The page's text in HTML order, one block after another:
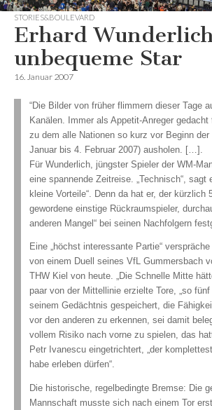
STORIES&BOULEVARD
Erhard
unbequeme Star
16. Januar 2007
“Die Bilder von früher flimmern dieser Tage
Kanälen. Immer als Appetit-Anreger gedacht
zu dem alle Nationen so kurz vor Beginn der
Januar bis 4. Februar 2007) ausholen. […].
Für Wunderlich, jüngster Spieler der WM-
eine spannende Zeitreise. „Technisch“, sagt
kleine Vorteile“. Denn da hat er, der kürzlich
gewordene einstige Rückraumspieler,
anderen Mangel“ bei seinen Nachfolgern
Eine „höchst interessante Partie“
von einem Duell seines VfL Gummersbach
THW Kiel von heute. „Die Schnelle Mitte
paar von der Mittellinie erzielte Tore, „so fünf
seinem Gedächtnis gespeichert, die
vor den anderen zu erkennen, sei damit
vollem Risiko nach vorne zu spielen, das
Petr Ivanescu eingetrichtert, „der
habe erleben dürfen“.
Die historische, regelbedingte Bremse: Die
Mannschaft musste sich nach einem Tor